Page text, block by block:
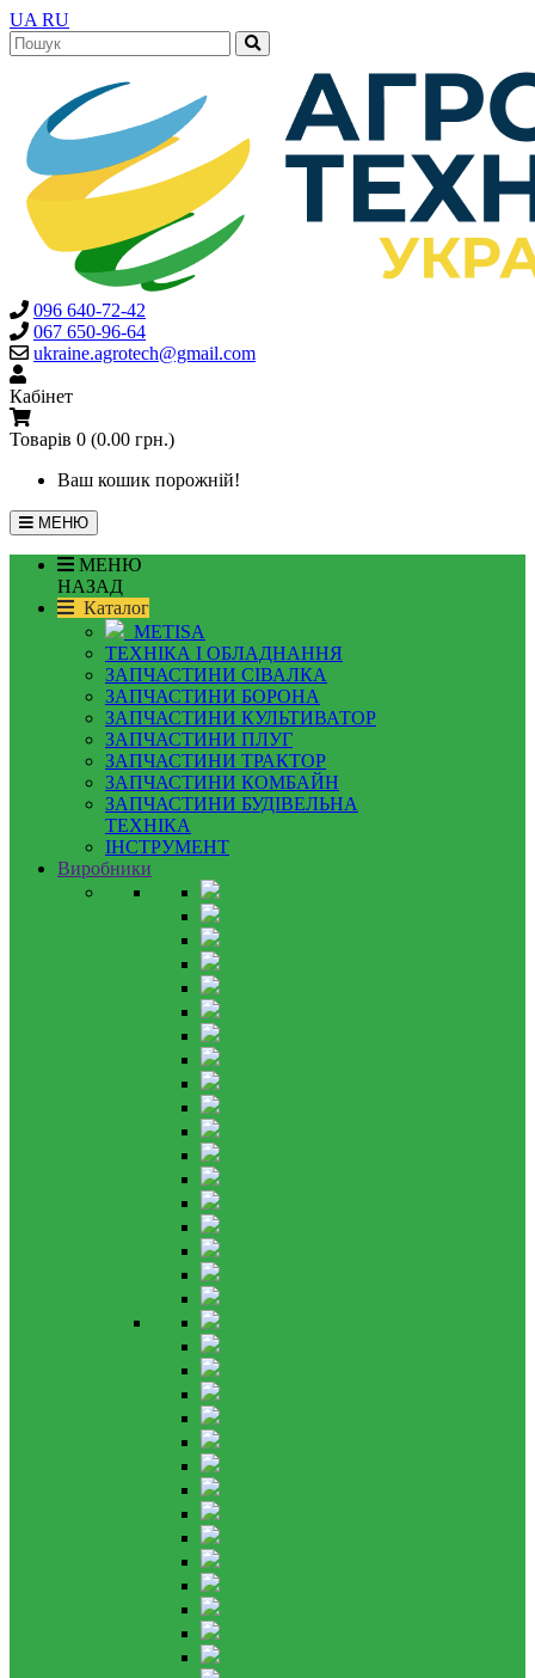
UA RU
096 640-72-42
067 650-96-64
ukraine.agrotech@gmail.com
Кабінет
Товарів 0 (0.00 грн.)
Ваш кошик порожній!
МЕНЮ
МЕНЮ
НАЗАД
Каталог
METISA
ТЕХНІКА І ОБЛАДНАННЯ
ЗАПЧАСТИНИ СІВАЛКА
ЗАПЧАСТИНИ БОРОНА
ЗАПЧАСТИНИ КУЛЬТИВАТОР
ЗАПЧАСТИНИ ПЛУГ
ЗАПЧАСТИНИ ТРАКТОР
ЗАПЧАСТИНИ КОМБАЙН
ЗАПЧАСТИНИ БУДІВЕЛЬНА
ТЕХНІКА
ІНСТРУМЕНТ
Виробники